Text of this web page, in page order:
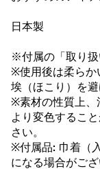
日本製
※付属の「取り扱
※使用後は柔らか
埃（ほこり）を
※素材の性質上、
より変色するこ
さい。
※付属品: 巾着（
になる場合がござ